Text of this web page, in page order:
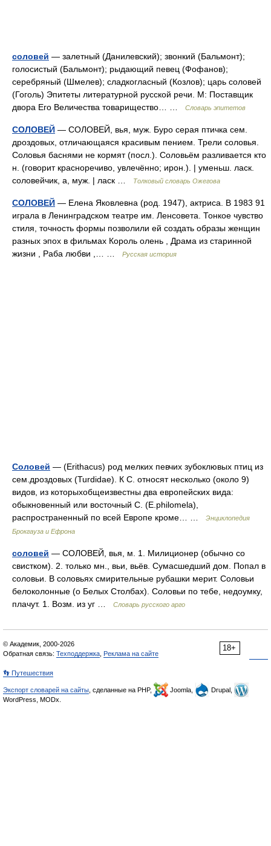
соловей — залетный (Данилевский); звонкий (Бальмонт);
голосистый (Бальмонт); рыдающий певец (Фофанов);
серебряный (Шмелев); сладкогласный (Козлов); царь соловей
(Гоголь) Эпитеты литературной русской речи. М: Поставщик
двора Его Величества товарищество… …
Словарь эпитетов
СОЛОВЕЙ — СОЛОВЕЙ, вья, муж. Буро серая птичка сем.
дроздовых, отличающаяся красивым пением. Трели соловья.
Соловья баснями не кормят (посл.). Соловьём разливается кто
н. (говорит красноречиво, увлечённо; ирон.). | уменьш. ласк.
соловейчик, а, муж. | ласк …
Толковый словарь Ожегова
СОЛОВЕЙ — Елена Яковлевна (род. 1947), актриса. В 1983 91
играла в Ленинградском театре им. Ленсовета. Тонкое чувство
стиля, точность формы позволили ей создать образы женщин
разных эпох в фильмах Король олень , Драма из старинной
жизни , Раба любви ,… …
Русская история
Соловей — (Erithacus) род мелких певчих зубоклювых птиц из
сем.дроздовых (Turdidae). К С. относят несколько (около 9)
видов, из которыхобщеизвестны два европейских вида:
обыкновенный или восточный С. (Е.philomela),
распространенный по всей Европе кроме… …
Энциклопедия
Брокгауза и Ефрона
соловей — СОЛОВЕЙ, вья, м. 1. Милиционер (обычно со
свистком). 2. только мн., вьи, вьёв. Сумасшедший дом. Попал в
соловьи. В соловьях смирительные рубашки мерит. Соловьи
белоколонные (о Белых Столбах). Соловьи по тебе, недоумку,
плачут. 1. Возм. из уг …
Словарь русского арго
18+
© Академик, 2000-2026
Обратная связь: Техподдержка Реклама на сайте
👣 Путешествия
Экспорт словарей на сайты , сделанные на PHP, Joomla,
Drupal,
WordPress, MODx.